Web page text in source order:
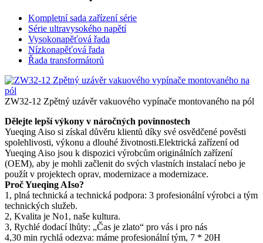
Kompletní sada zařízení série
Série ultravysokého napětí
Vysokonapěťová řada
Nízkonapěťová řada
Řada transformátorů
ZW32-12 Zpětný uzávěr vakuového vypínače montovaného na pól
Dělejte lepší výkony v náročných povinnostech
Yueqing Aiso si získal důvěru klientů díky své osvědčené pověsti
spolehlivosti, výkonu a dlouhé životnosti.Elektrická zařízení od
Yueqing Aiso jsou k dispozici výrobcům originálních zařízení
(OEM), aby je mohli začlenit do svých vlastních instalací nebo je
použít v projektech oprav, modernizace a modernizace.
Proč Yueqing AIso?
1, plná technická a technická podpora: 3 profesionální výrobci a tým
technických služeb.
2, Kvalita je No1, naše kultura.
3, Rychlé dodací lhůty: „Čas je zlato“ pro vás i pro nás
4,30 min rychlá odezva: máme profesionální tým, 7 * 20H